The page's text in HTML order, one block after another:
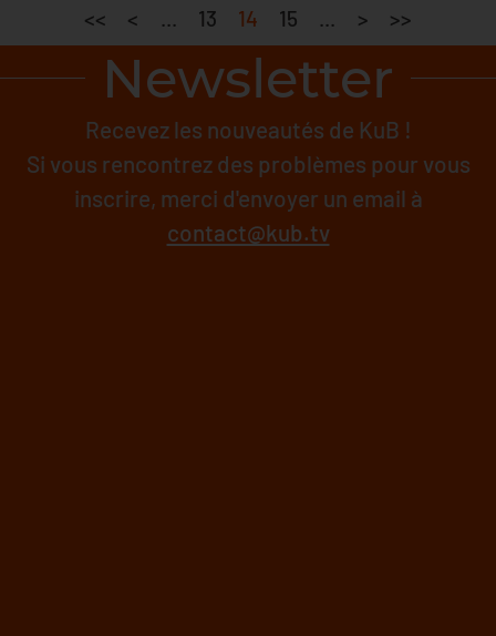
<< < ... 13 14 15 ... > >>
Newsletter
Recevez les nouveautés de KuB !
Si vous rencontrez des problèmes pour vous
inscrire, merci d'envoyer un email à
contact@kub.tv